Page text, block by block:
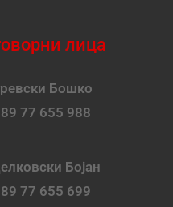
лица
Бошко
77 655 988
Бојан
77 655 699